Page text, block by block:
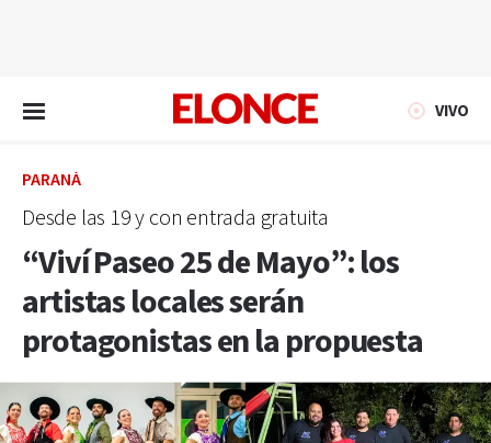
VIVO
PARANÁ
Desde las 19 y con entrada gratuita
“Viví Paseo 25 de Mayo”: los
artistas locales serán
protagonistas en la propuesta